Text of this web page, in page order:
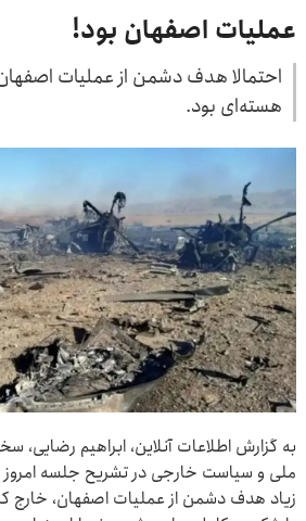
عملیات اصفهان بود!
احتمالا هدف دشمن از عملیات
هسته‌ای بود.
به گزارش اطلاعات آنلاین، ابراهیم
ملی و سیاست خارجی در تشریح جلسه
زیاد هدف دشمن از عملیات اصفهان، خارج